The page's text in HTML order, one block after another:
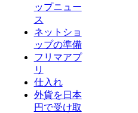
ップニュー
ス
ネットショ
ップの準備
フリマアプ
リ
仕入れ
外貨を日本
円で受け取